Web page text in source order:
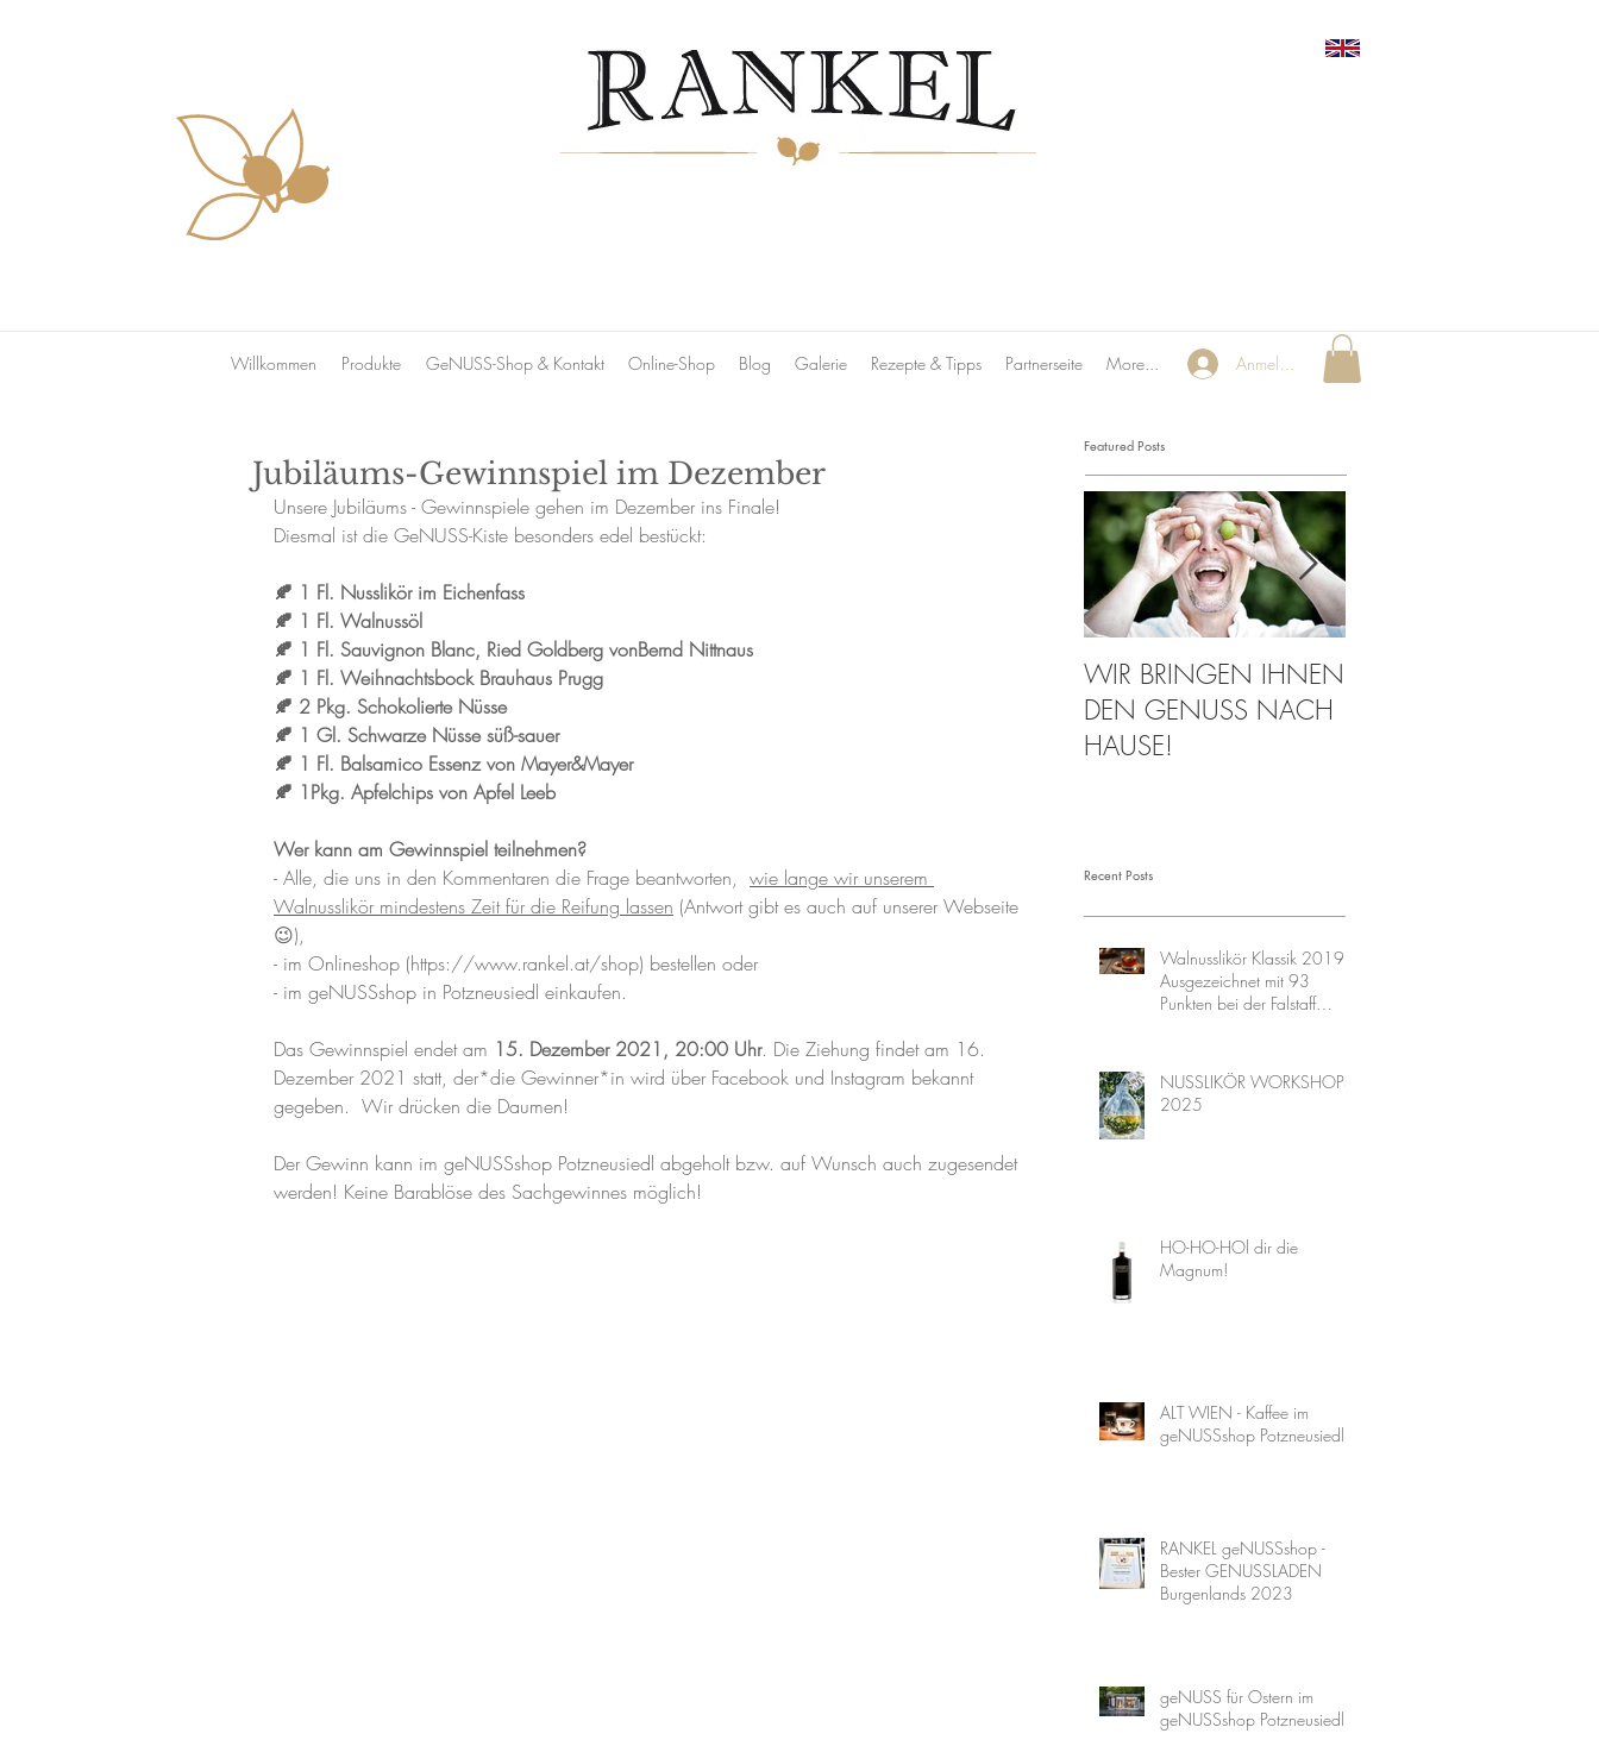
Anmelden
Willkommen Produkte GeNUSS-Shop & Kontakt Online-Shop Blog Galerie Rezepte & Tipps Partnerseite More...
Jubiläums-Gewinnspiel im Dezember
Unsere Jubiläums - Gewinnspiele gehen im Dezember ins Finale!
Diesmal ist die GeNUSS-Kiste besonders edel bestückt:
🍂 1 Fl. Nusslikör im Eichenfass
🍂 1 Fl. Walnussöl
🍂 1 Fl. Sauvignon Blanc, Ried Goldberg vonBernd Nittnaus
🍂 1 Fl. Weihnachtsbock Brauhaus Prugg
🍂 2 Pkg. Schokolierte Nüsse
🍂 1 Gl. Schwarze Nüsse süß-sauer
🍂 1 Fl. Balsamico Essenz von Mayer&Mayer
🍂 1Pkg. Apfelchips von Apfel Leeb
Wer kann am Gewinnspiel teilnehmen?
- Alle, die uns in den Kommentaren die Frage beantworten, wie lange wir unserem
Walnusslikör mindestens Zeit für die Reifung lassen (Antwort gibt es auch auf unserer Webseite
😉),
- im Onlineshop (https://www.rankel.at/shop) bestellen oder
- im geNUSSshop in Potzneusiedl einkaufen.
Das Gewinnspiel endet am 15. Dezember 2021, 20:00 Uhr.​ Die Ziehung findet am 16.
Dezember 2021 statt, der*die Gewinner*in wird über Facebook und Instagram bekannt
gegeben.  Wir drücken die Daumen!
Der Gewinn kann im geNUSSshop Potzneusiedl abgeholt bzw. auf Wunsch auch zugesendet
werden! Keine Barablöse des Sachgewinnes möglich!
Featured Posts
WIR BRINGEN IHNEN
DEN GENUSS NACH
HAUSE!
Recent Posts
Walnusslikör Klassik 2019 -
Ausgezeichnet mit 93
Punkten bei der Falstaff
NUSSLIKÖR WORKSHOPS
2025
HO-HO-HOl dir die
Magnum!
ALT WIEN - Kaffee im
geNUSSshop Potzneusiedl
RANKEL geNUSSshop -
Bester GENUSSLADEN
Burgenlands 2023
geNUSS für Ostern im
geNUSSshop Potzneusiedl